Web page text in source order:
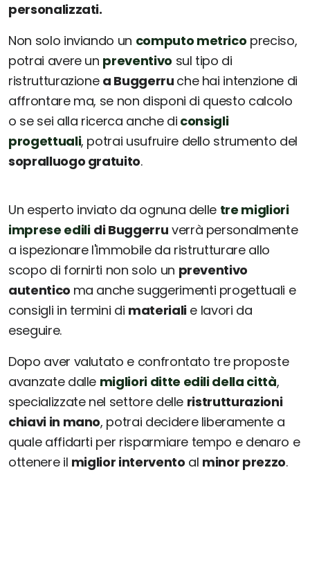
personalizzati.
Non solo inviando un computo metrico preciso,
potrai avere un preventivo sul tipo di
ristrutturazione a Buggerru che hai intenzione di
affrontare ma, se non disponi di questo calcolo
o se sei alla ricerca anche di consigli
progettuali, potrai usufruire dello strumento del
sopralluogo gratuito.
Un esperto inviato da ognuna delle tre migliori
imprese edili di Buggerru verrà personalmente
a ispezionare l'immobile da ristrutturare allo
scopo di fornirti non solo un preventivo
autentico ma anche suggerimenti progettuali e
consigli in termini di materialie lavori da
eseguire.
Dopo aver valutato e confrontato tre proposte
avanzate dalle migliori ditte edili della città,
specializzate nel settore delle ristrutturazioni
chiavi in mano, potrai decidere liberamente a
quale affidarti per risparmiare tempo e denaro e
ottenere il miglior intervento al minor prezzo.